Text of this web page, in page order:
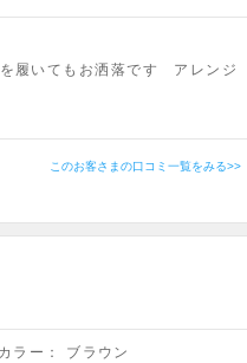
履いてもお洒落です アレンジ
このお客さまの口コミ一覧をみる>>
ラー： ブラウン